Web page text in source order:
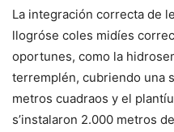
La integración correcta de
llogróse coles midíes
oportunes, como la
terremplén, cubriendo una
metros cuadraos y el
s’instalaron 2.000 metros